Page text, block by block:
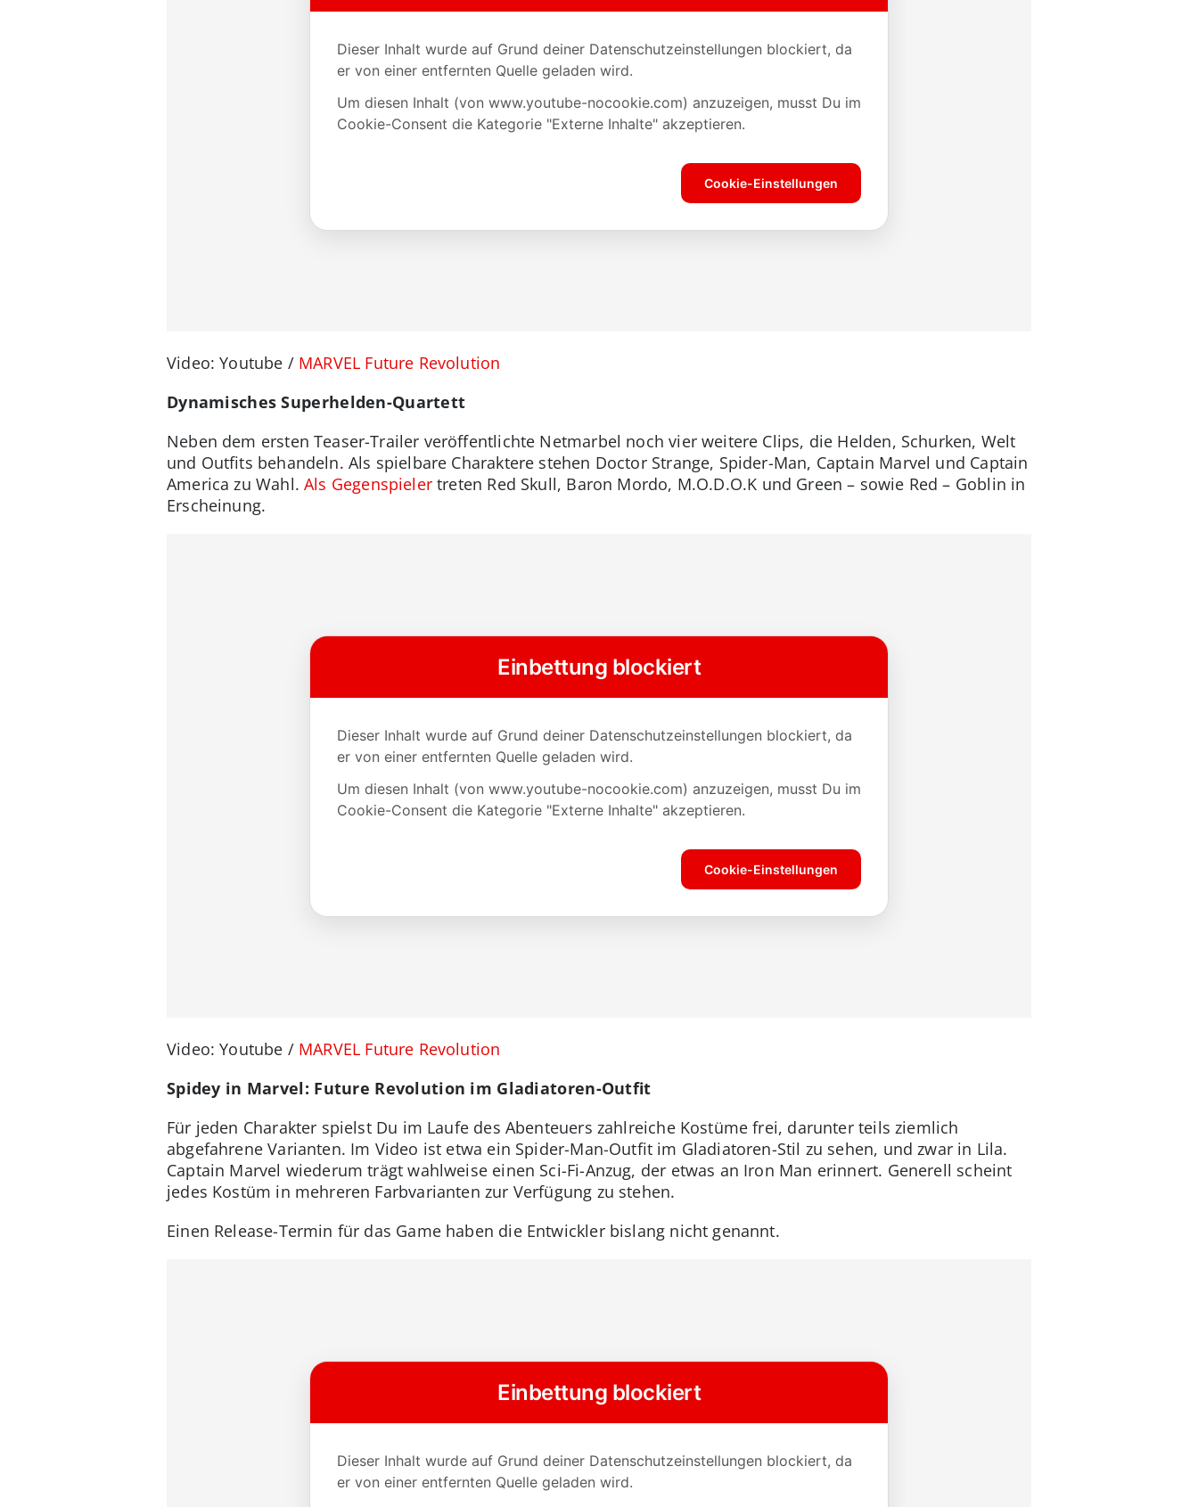
Video: Youtube / MARVEL Future Revolution
Dynamisches Superhelden-Quartett
Neben dem ersten Teaser-Trailer veröffentlichte Netmarbel noch vier weitere Clips, die Helden, Schurken, Welt
und Outfits behandeln. Als spielbare Charaktere stehen Doctor Strange, Spider-Man, Captain Marvel und Captain
America zu Wahl.Als Gegenspielertreten Red Skull, Baron Mordo, M.O.D.O.K und Green – sowie Red – Goblin in
Erscheinung.
Video: Youtube / MARVEL Future Revolution
Spidey in Marvel: Future Revolution im Gladiatoren-Outfit
Für jeden Charakter spielst Du im Laufe des Abenteuers zahlreiche Kostüme frei, darunter teils ziemlich
abgefahrene Varianten. Im Video ist etwa ein Spider-Man-Outfit im Gladiatoren-Stil zu sehen, und zwar in Lila.
Captain Marvel wiederum trägt wahlweise einen Sci-Fi-Anzug, der etwas an Iron Man erinnert. Generell scheint
jedes Kostüm in mehreren Farbvarianten zur Verfügung zu stehen.
Einen Release-Termin für das Game haben die Entwickler bislang nicht genannt.